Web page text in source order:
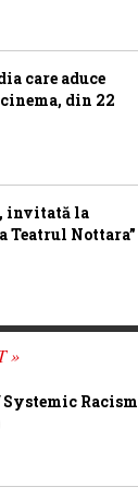
care aduce
din 22
invitată la
Teatrul Nottara”
»
Systemic Racism